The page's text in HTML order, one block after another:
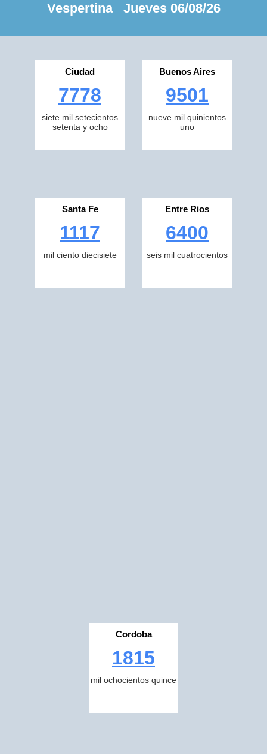
Vespertina Jueves 06/08/26
Ciudad
7778
siete mil setecientos
setenta y ocho
Buenos Aires
9501
nueve mil quinientos
uno
Santa Fe
1117
mil ciento diecisiete
Entre Rios
6400
seis mil cuatrocientos
Cordoba
1815
mil ochocientos quince